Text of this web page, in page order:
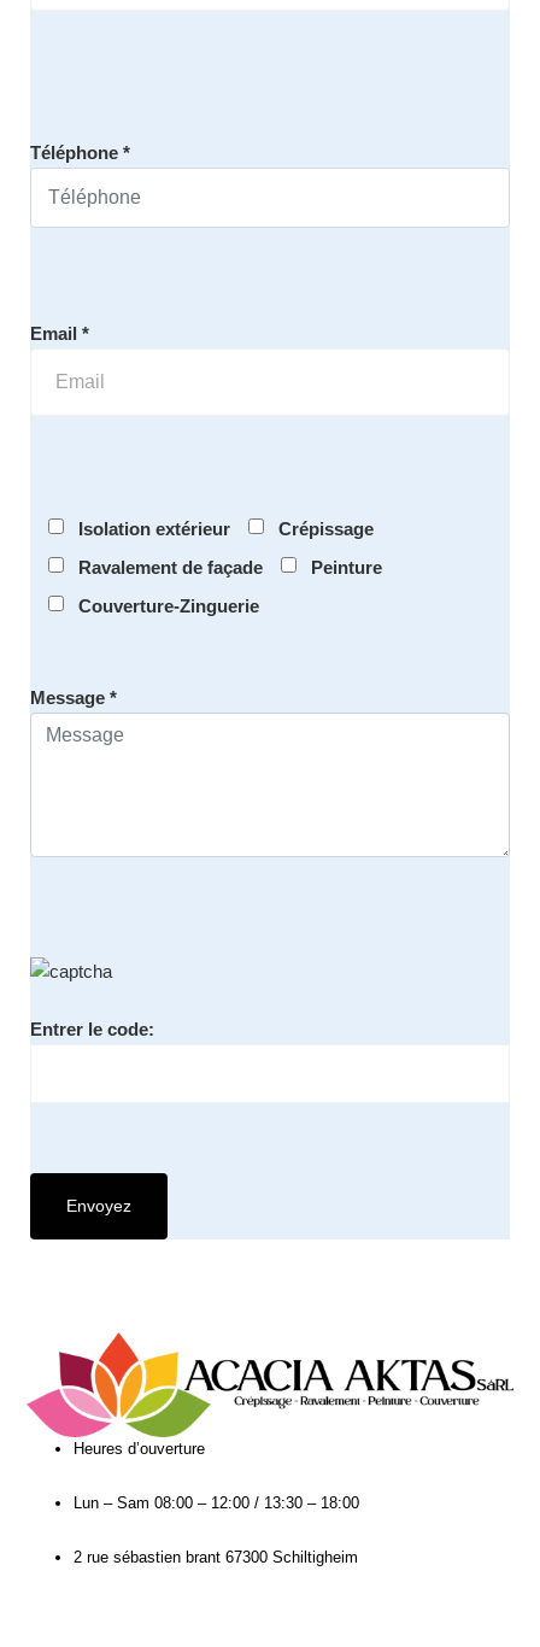
Téléphone *
Email *
Isolation extérieur
Crépissage
Ravalement de façade
Peinture
Couverture-Zinguerie
Message *
Entrer le code:
Heures d’ouverture​
Lun – Sam 08:00 – 12:00 / 13:30 – 18:00
2 rue sébastien brant 67300 Schiltigheim